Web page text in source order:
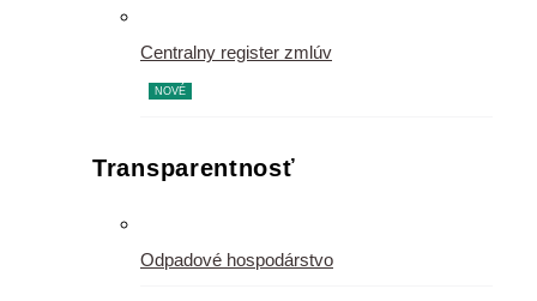
Centralny register zmlúv
NOVÉ
Transparentnosť
Odpadové hospodárstvo